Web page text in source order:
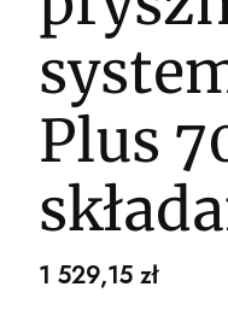
Plus
Cena
1 529,15 zł